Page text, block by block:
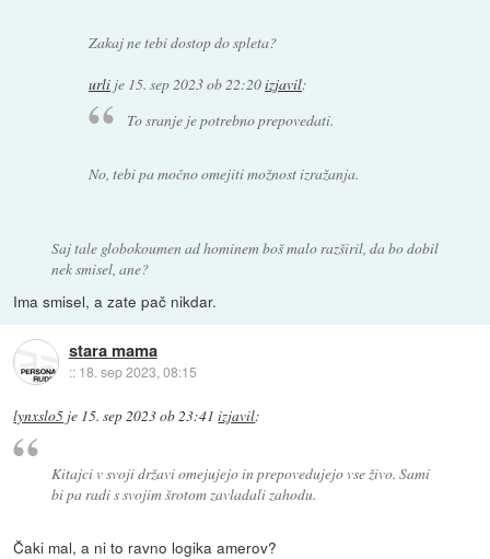
Zakaj ne tebi dostop do spleta?
urli je 15. sep 2023 ob 22:20izjavil:
To sranje je potrebno prepovedati.
No, tebi pa močno omejiti možnost izražanja.
Saj tale globokoumen ad hominem boš malo razširil, da bo dobil
nek smisel, ane?
Ima smisel, a zate pač nikdar.
stara mama
:: 18. sep 2023, 08:15
lynxslo5 je 15. sep 2023 ob 23:41 izjavil:
Kitajci v svoji državi omejujejo in prepovedujejo vse živo. Sami
bi pa radi s svojim šrotom zavladali zahodu.
Čaki mal, a ni to ravno logika amerov?